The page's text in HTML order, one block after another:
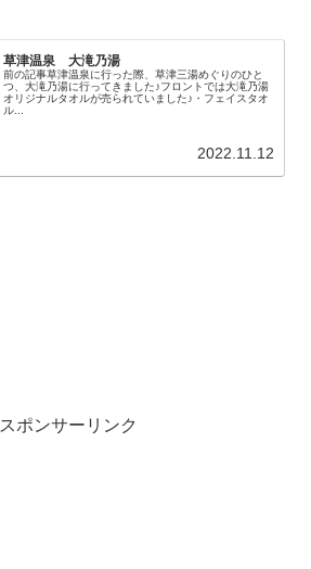
草津温泉 大滝乃湯
前の記事草津温泉に行った際、草津三湯めぐりのひと
つ、大滝乃湯に行ってきました♪フロントでは大滝乃湯
オリジナルタオルが売られていました♪・フェイスタオ
ル...
2022.11.12
スポンサーリンク